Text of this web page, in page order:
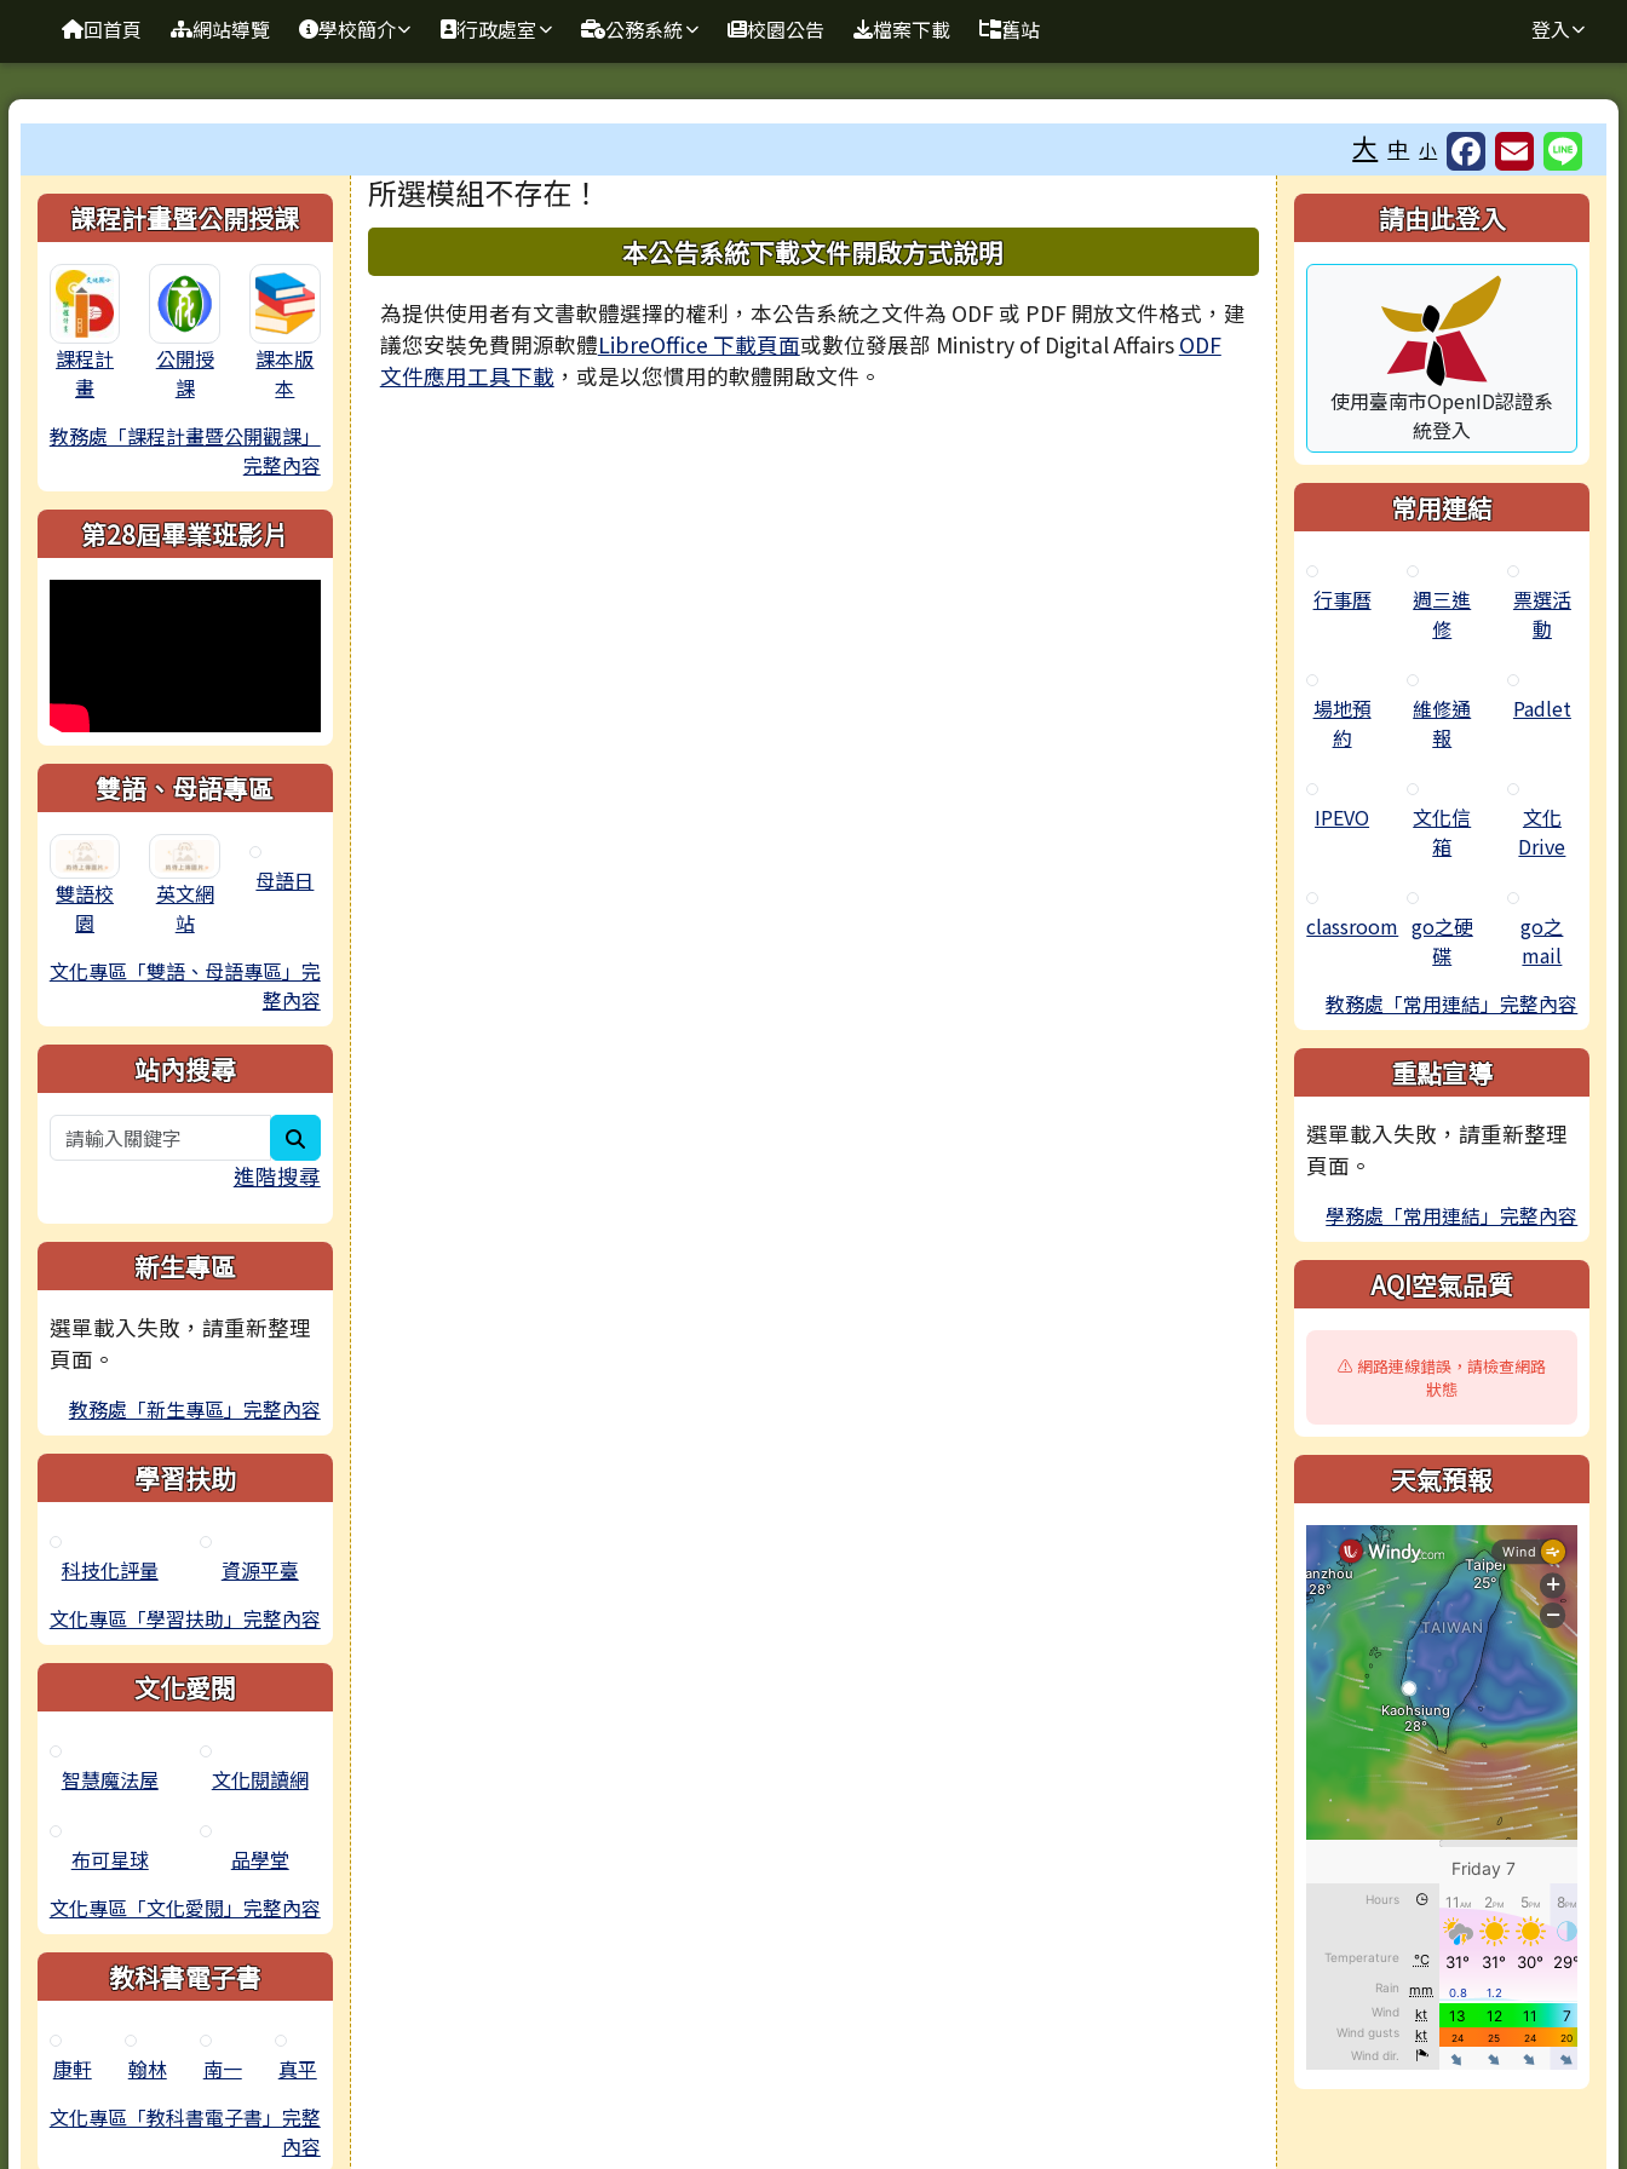
跳至主內容區
臺南市歸仁區文化國小全球資訊站
導覽列
回首頁 網站導覽 學校簡介 行政處室 公務系統 校園公告 檔案下載 舊站 登入
⏸
大 中 小
左邊區域內容
課程計畫暨公開授課
課程計
畫
公開授
課
課本版
本
教務處「課程計畫暨公開觀課」
完整內容
第28屆畢業班影片
雙語、母語專區
雙語校
園
英文網
站
母語日
文化專區「雙語、母語專區」完
整內容
站內搜尋
search
進階搜尋
新生專區
選單載入失敗，請重新整理
頁面。
教務處「新生專區」完整內容
學習扶助
科技化評量
資源平臺
文化專區「學習扶助」完整內容
文化愛閱
智慧魔法屋 文化閱讀網
布可星球
品學堂
文化專區「文化愛閱」完整內容
教科書電子書
康軒 翰林 南一
真平
文化專區「教科書電子書」完整
內容
主內容區域
所選模組不存在！
下中區域內容 本公告系統下載文件開啟方式說明
為提供使用者有文書軟體選擇的權利，本公告系統之文件為 ODF 或 PDF 開放文件格式，建
議您安裝免費開源軟體LibreOffice 下載頁面或數位發展部 Ministry of Digital Affairs ODF
文件應用工具下載 ，或是以您慣用的軟體開啟文件。
右邊區域內容
請由此登入
使用臺南市OpenID認證系
統登入
常用連結
行事曆
週三進
修
票選活
動
場地預
約
維修通
報
Padlet
IPEVO
文化信
箱
文化
Drive
classroom go之硬
碟
go之
mail
教務處「常用連結」完整內容
重點宣導
選單載入失敗，請重新整理
頁面。
學務處「常用連結」完整內容
AQI空氣品質
⚠️ 網路連線錯誤，請檢查網路
狀態
天氣預報
頁尾區域